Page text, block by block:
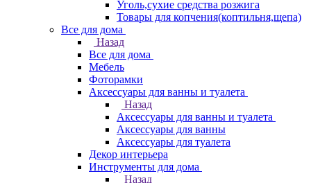
Уголь,сухие средства розжига
Товары для копчения(коптильня,щепа)
Все для дома
Назад
Все для дома
Мебель
Фоторамки
Аксессуары для ванны и туалета
Назад
Аксессуары для ванны и туалета
Аксессуары для ванны
Аксессуары для туалета
Декор интерьера
Инструменты для дома
Назад